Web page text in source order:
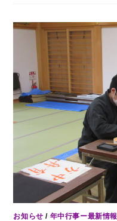
お知らせ / 年中行事ー最新情報